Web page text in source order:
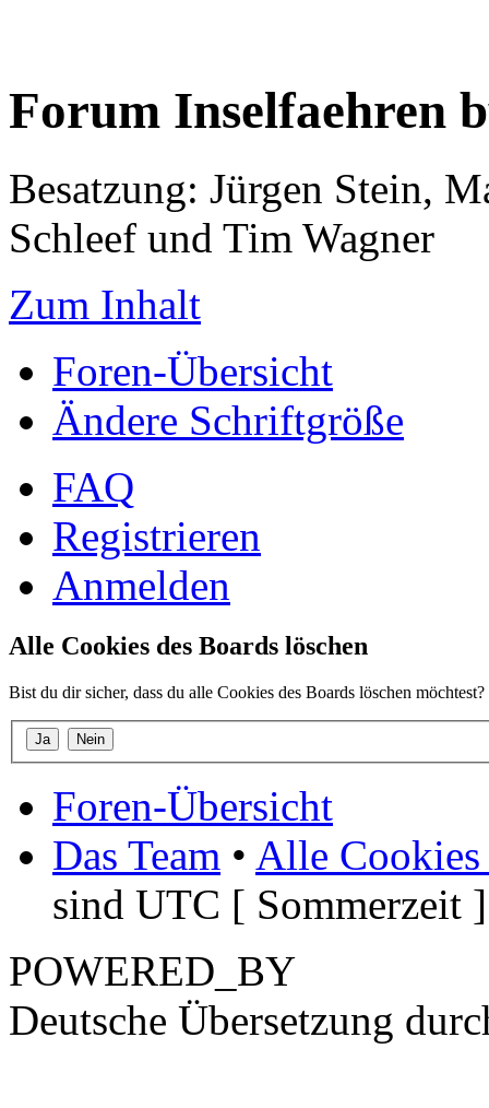
Forum Inselfaehren
Besatzung: Jürgen Stein,
Schleef und Tim Wagner
Zum Inhalt
Foren-Übersicht
Ändere Schriftgröße
FAQ
Registrieren
Anmelden
Alle Cookies des Boards löschen
Bist du dir sicher, dass du alle Cookies des Boards löschen möchtest?
Foren-Übersicht
Das Team • Alle Cookies
sind UTC [ Sommerzeit ]
POWERED_BY
Deutsche Übersetzung